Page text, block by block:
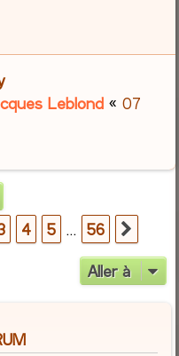
Leblond «07
56
4 5 … 56
Aller à